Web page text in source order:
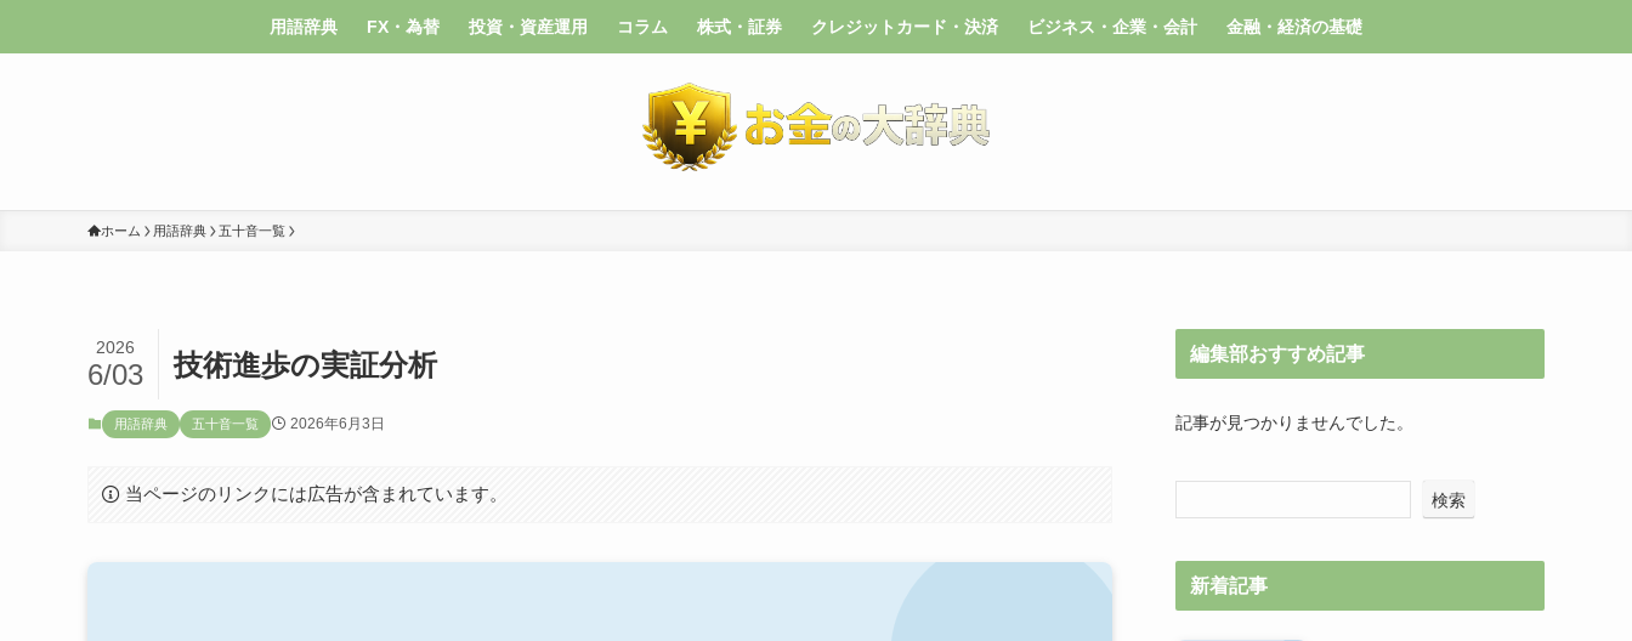
用語辞典 FX・為替 投資・資産運用 コラム 株式・証券 クレジットカード・決済 ビジネス・企業・会計 金融・経済の基礎
ホーム 用語辞典 五十音一覧
技術進歩の実証分析
2026
6/03
用語辞典 五十音一覧 2026年6月3日
当ページのリンクには広告が含まれています。
編集部おすすめ記事
記事が見つかりませんでした。
検索
新着記事